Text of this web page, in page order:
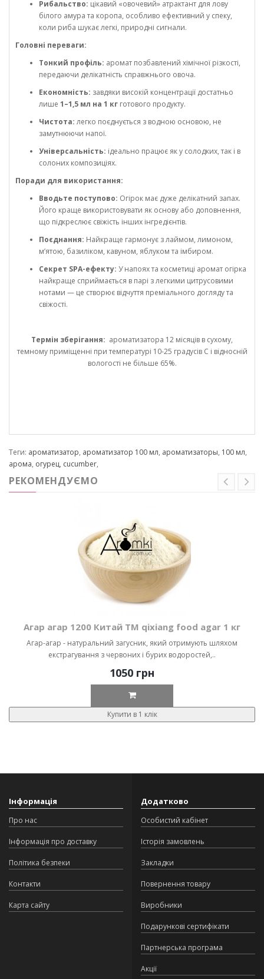
Рибальство: цікавий «овочевий» атрактант для лову
білого амура та коропа, особливо ефективний у спеку,
коли риба шукає легкі, природні сигнали.
Головні переваги:
Тонкий профіль: аромат позбавлений хімічної різкості,
передаючи делікатність справжнього овоча.
Економність: завдяки високій концентрації достатньо
лише 1–1,5 мл на 1 кг готового продукту.
Чистота: легко поєднується з водною основою, не
замутнюючи напої.
Універсальність: ідеально працює як у солодких, так і в
солоних композиціях.
Поради для використання:
Вводьте поступово: Огірок має дуже делікатний запах.
Його краще використовувати як основу або доповнення,
що підкреслює свіжість інших інгредієнтів.
Поєднання: Найкраще гармонує з лаймом, лимоном,
м’ятою, базиліком, кавуном, яблуком та імбиром.
Секрет SPA-ефекту: У напоях та косметиці аромат огірка
найкраще сприймається в парі з легкими цитрусовими
нотами — це створює відчуття преміального догляду та
свіжості.
Термін зберігання: ароматизатора 12 місяців в сухому,
темному приміщенні при температурі 10-25 градусів С і відносній
вологості не більше 65%.
Теги: ароматизатор, ароматизатор 100 мл, ароматизаторы, 100 мл,
арома, огурец, cucumber,
РЕКОМЕНДУЄМО
Агар агар 1200 Китай ТМ qixiang food agar 1 кг
Агар-агар - натуральний загусник, який отримують шляхом
екстрагування з червоних і бурих водоростей,..
1050 грн
Купити в 1 клік
Інформація
Про нас
Інформація про доставку
Політика безпеки
Контакти
Карта сайту
Додатково
Особистий кабінет
Історія замовлень
Закладки
Повернення товару
Виробники
Подарункові сертифікати
Партнерська програма
Акції